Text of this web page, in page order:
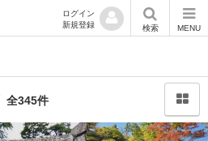
ログイン
新規登録
検索 MENU
全345件